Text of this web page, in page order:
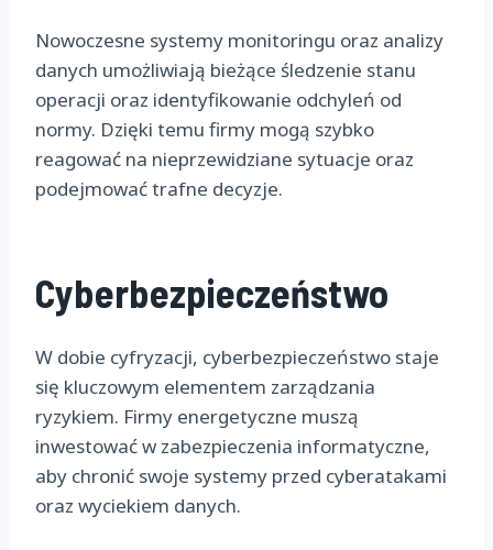
Nowoczesne systemy monitoringu oraz analizy
danych umożliwiają bieżące śledzenie stanu
operacji oraz identyfikowanie odchyleń od
normy. Dzięki temu firmy mogą szybko
reagować na nieprzewidziane sytuacje oraz
podejmować trafne decyzje.
Cyberbezpieczeństwo
W dobie cyfryzacji, cyberbezpieczeństwo staje
się kluczowym elementem zarządzania
ryzykiem. Firmy energetyczne muszą
inwestować w zabezpieczenia informatyczne,
aby chronić swoje systemy przed cyberatakami
oraz wyciekiem danych.